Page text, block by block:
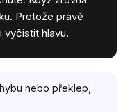
Protože právě
vyčistit hlavu.
nebo překlep,